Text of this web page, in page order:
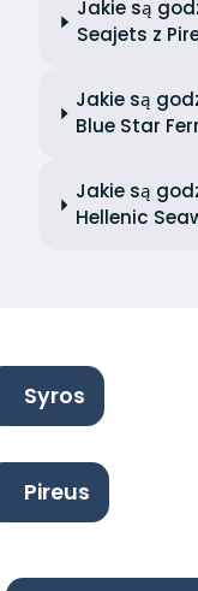
Jakie są
Seajets z
Jakie są
Blue Star
Jakie są
Hellenic
Syros
Pireus